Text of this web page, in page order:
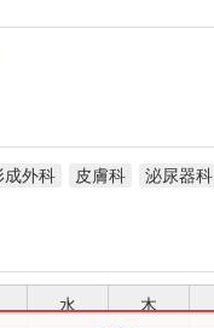
成外科 皮膚科 泌尿器科
水 木